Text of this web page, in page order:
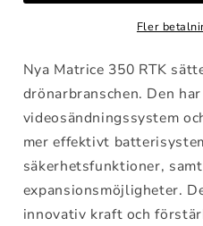
Fler
Nya Matrice 350 RTK
drönarbranschen. Den
videosändningssystem
mer effektivt
säkerhetsfunktioner,
expansionsmöjligheter.
innovativ kraft och